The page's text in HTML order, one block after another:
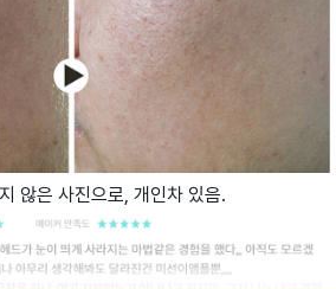
않은 사진으로, 개인차 있음.